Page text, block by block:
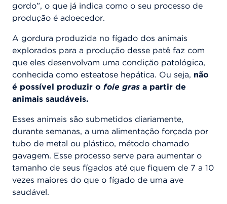
gordo”, o que já indica como o seu processo de
produção é adoecedor.
A gordura produzida no fígado dos animais
explorados para a produção desse patê faz com
que eles desenvolvam uma condição patológica,
conhecida como esteatose hepática. Ou seja, não
é possível produzir o foie gras a partir de
animais saudáveis.
Esses animais são submetidos diariamente,
durante semanas, a uma alimentação forçada por
tubo de metal ou plástico, método chamado
gavagem. Esse processo serve para aumentar o
tamanho de seus fígados até que fiquem de 7 a 10
vezes maiores do que o fígado de uma ave
saudável.